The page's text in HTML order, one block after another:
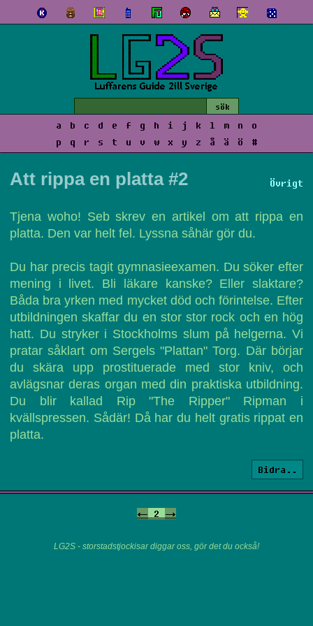
a b c d e f g h i j k l m n
o
p
q r s t u v w x y z å ä ö #
Övrigt
Att rippa en platta #2
Tjena woho! Seb skrev en artikel om att rippa en
platta. Den var helt fel. Lyssna såhär gör du.
Du har precis tagit gymnasieexamen. Du söker efter
mening i livet. Bli läkare kanske? Eller slaktare?
Båda bra yrken med mycket död och förintelse. Efter
utbildningen skaffar du en stor stor rock och en hög
hatt. Du stryker i Stockholms slum på helgerna. Vi
pratar såklart om Sergels "Plattan" Torg. Där börjar
du skära upp prostituerade med stor kniv, och
avlägsnar deras organ med din praktiska utbildning.
Du blir kallad Rip "The Ripper" Ripman i
kvällspressen. Sådär! Då har du helt gratis rippat en
platta.
Bidra..
<- 2 ->
LG2S - storstadstjockisar diggar oss, gör det du också!